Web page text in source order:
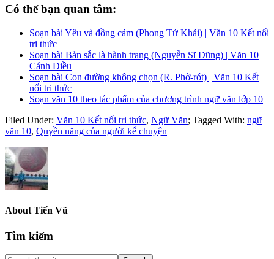
Có thể bạn quan tâm:
Soạn bài Yêu và đồng cảm (Phong Tử Khải) | Văn 10 Kết nối
tri thức
Soạn bài Bản sắc là hành trang (Nguyễn Sĩ Dũng) | Văn 10
Cánh Diều
Soạn bài Con đường không chọn (R. Phờ-rót) | Văn 10 Kết
nối tri thức
Soạn văn 10 theo tác phẩm của chương trình ngữ văn lớp 10
Filed Under: Văn 10 Kết nối tri thức, Ngữ Văn; Tagged With: ngữ
văn 10, Quyền năng của người kể chuyện
AboutTiến Vũ
Primary
Sidebar
Tìm kiếm